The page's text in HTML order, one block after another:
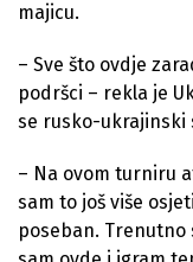
majicu.
– Sve što ovdje
podršci – rekla je
se rusko-ukrajinski
– Na ovom turniru
sam to još više
poseban. Trenutno